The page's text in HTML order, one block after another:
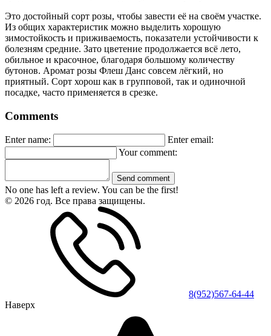
Это достойный сорт розы, чтобы завести её на своём участке.
Из общих характеристик можно выделить хорошую
зимостойкость и приживаемость, показатели устойчивости к
болезням средние. Зато цветение продолжается всё лето,
обильное и красочное, благодаря большому количеству
бутонов. Аромат розы Флеш Данс совсем лёгкий, но
приятный. Сорт хорош как в групповой, так и одиночной
посадке, часто применяется в срезке.
Comments
Enter name:
Enter email:
Your comment:
Send comment
No one has left a review. You can be the first!
© 2026 год. Все права защищены.
8(952)567-64-44
Наверх